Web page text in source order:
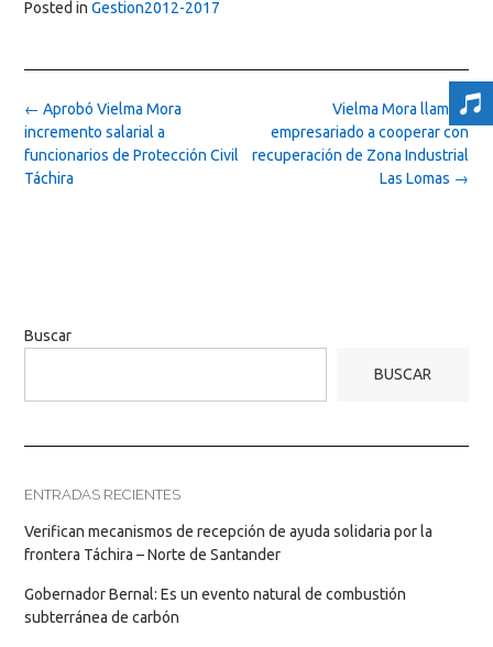
Posted in Gestion2012-2017
Post
navigation
Vielma Mora llamó a
empresariado a cooperar con
recuperación de Zona Industrial
Las Lomas →
← Aprobó Vielma Mora
incremento salarial a
funcionarios de Protección Civil
Táchira
Buscar
BUSCAR
ENTRADAS RECIENTES
Verifican mecanismos de recepción de ayuda solidaria por la
frontera Táchira – Norte de Santander
Gobernador Bernal: Es un evento natural de combustión
subterránea de carbón